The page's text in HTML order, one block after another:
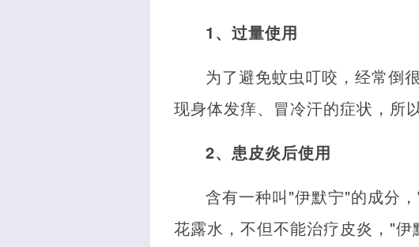
1、过量使用
为了避免蚊虫叮咬，经常倒
现身体发痒、冒冷汗的症状，所
2、患皮炎后使用
含有一种叫"伊默宁"的成分
花露水，不但不能治疗皮炎，"伊